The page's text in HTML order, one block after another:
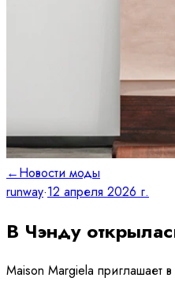
←Новости моды
runway·12 апреля 2026 г.
В Чэнду
Maison Margiela приглашает